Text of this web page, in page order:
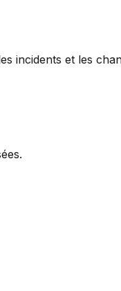
incidents et les